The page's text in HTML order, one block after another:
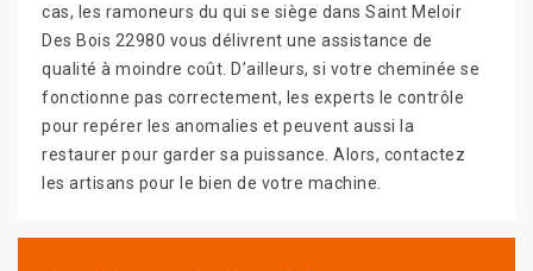
cas, les ramoneurs du qui se siège dans Saint Meloir
Des Bois 22980 vous délivrent une assistance de
qualité à moindre coût. D’ailleurs, si votre cheminée se
fonctionne pas correctement, les experts le contrôle
pour repérer les anomalies et peuvent aussi la
restaurer pour garder sa puissance. Alors, contactez
les artisans pour le bien de votre machine.